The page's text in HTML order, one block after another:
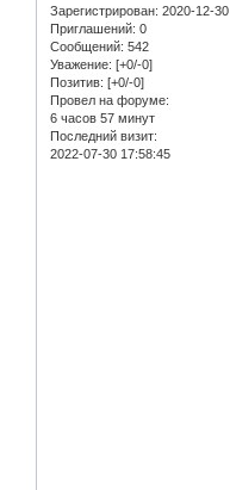
Зарегистрирован: 2020-12-30
Приглашений: 0
Сообщений: 542
Уважение: [+0/-0]
Позитив: [+0/-0]
Провел на форуме:
6 часов 57 минут
Последний визит:
2022-07-30 17:58:45